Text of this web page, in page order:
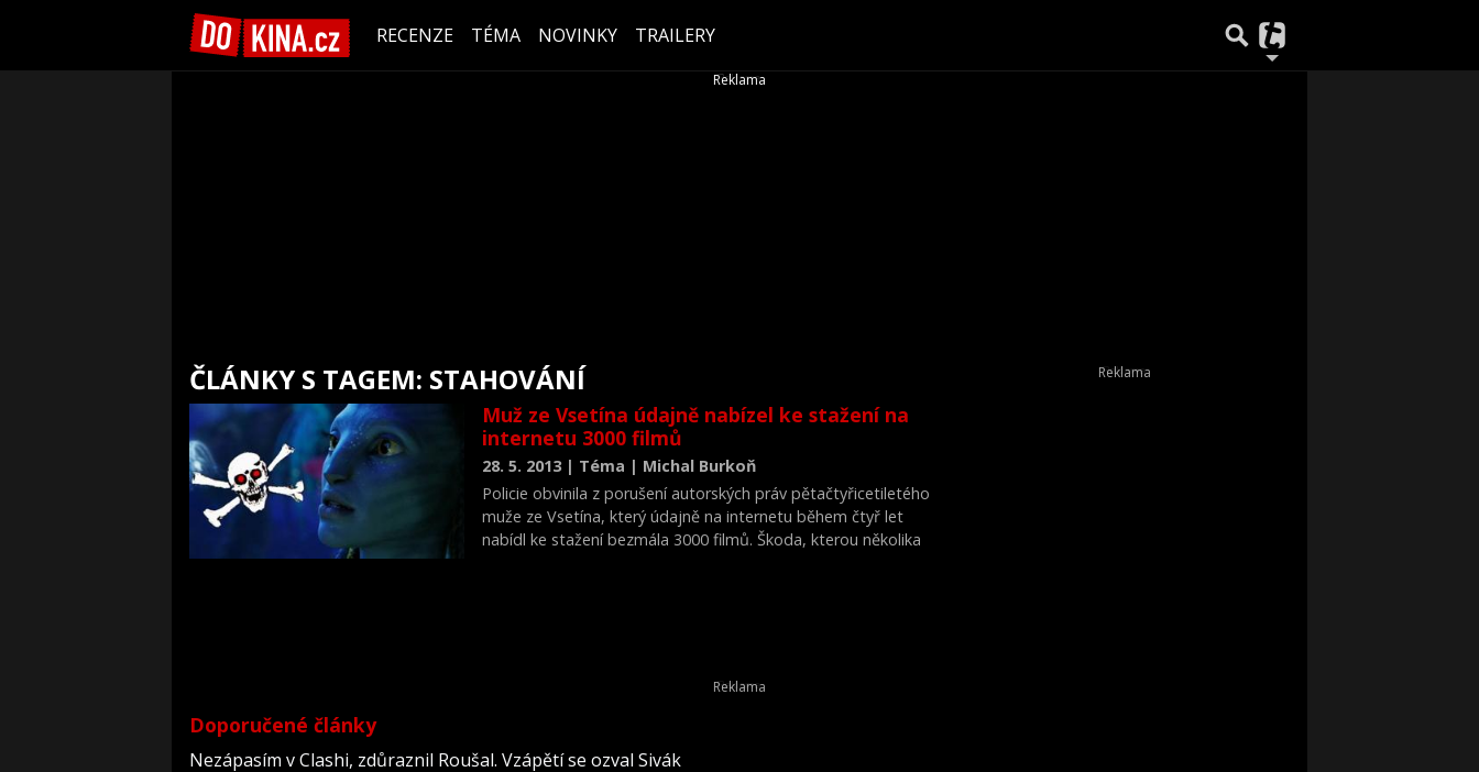
RECENZE TÉMA NOVINKY TRAILERY
ČLÁNKY S TAGEM: STAHOVÁNÍ
Muž ze Vsetína údajně nabízel ke stažení na
internetu 3000 filmů
28. 5. 2013 | Téma | Michal Burkoň
Policie obvinila z porušení autorských práv pětačtyřicetiletého
muže ze Vsetína, který údajně na internetu během čtyř let
nabídl ke stažení bezmála 3000 filmů. Škoda, kterou několika
Doporučené články
Nezápasím v Clashi, zdůraznil Roušal. Vzápětí se ozval Sivák